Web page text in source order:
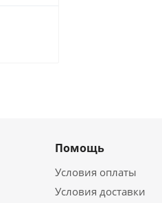
Помощь
Условия оплаты
Условия доставки